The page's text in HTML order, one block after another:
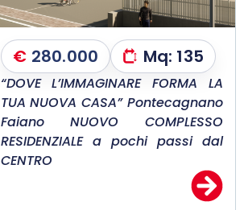
€ 280.000 Mq: 135
“DOVE L’IMMAGINARE FORMA LA
TUA NUOVA CASA” Pontecagnano
Faiano NUOVO COMPLESSO
RESIDENZIALE a pochi passi dal
CENTRO